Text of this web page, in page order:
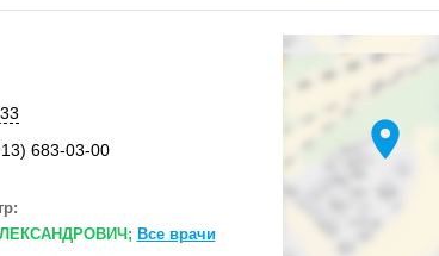
683-03-00
Все врачи
location_on